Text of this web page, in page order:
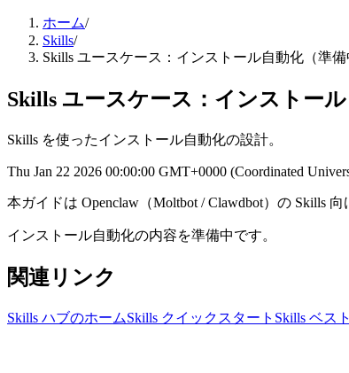
ホーム/
Skills/
Skills ユースケース：インストール自動化（準備
Skills ユースケース：インストール
Skills を使ったインストール自動化の設計。
Thu Jan 22 2026 00:00:00 GMT+0000 (Coordinated
本ガイドは Openclaw（Moltbot / Clawdbot）の Skills 向
インストール自動化の内容を準備中です。
関連リンク
Skills ハブのホームSkills クイックスタート Skills ベス